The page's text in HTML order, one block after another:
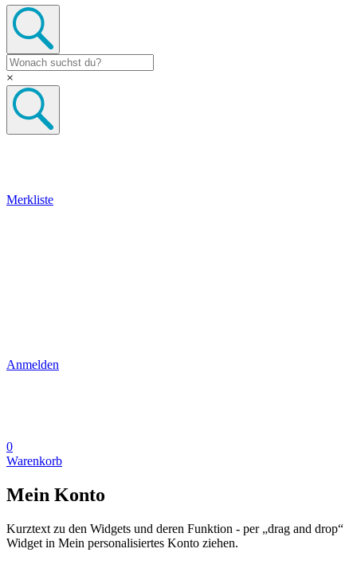
×
Merkliste
Anmelden
0
Warenkorb
Mein Konto
Kurztext zu den Widgets und deren Funktion - per „drag and drop“
Widget in Mein personalisiertes Konto ziehen.